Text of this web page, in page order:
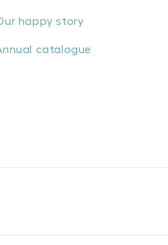
happy story
catalogue